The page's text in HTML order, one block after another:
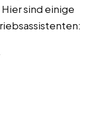
sind einige